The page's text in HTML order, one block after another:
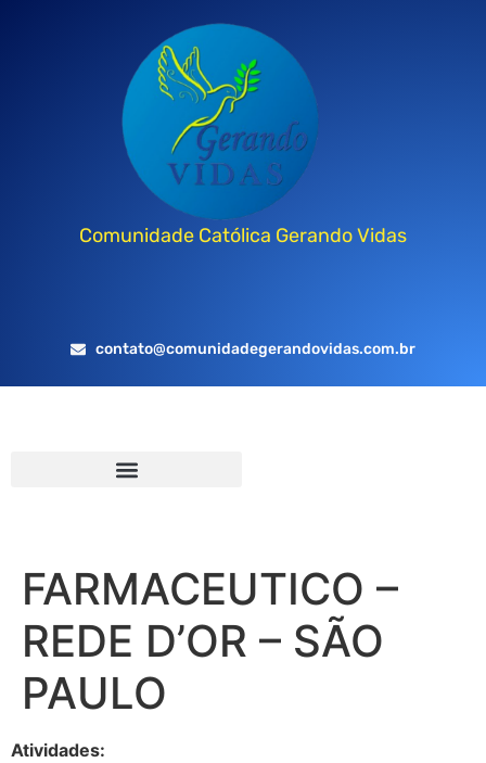
Comunidade Católica Gerando Vidas
contato@comunidadegerandovidas.com.br
FARMACEUTICO –
REDE D’OR – SÃO
PAULO
Atividades: